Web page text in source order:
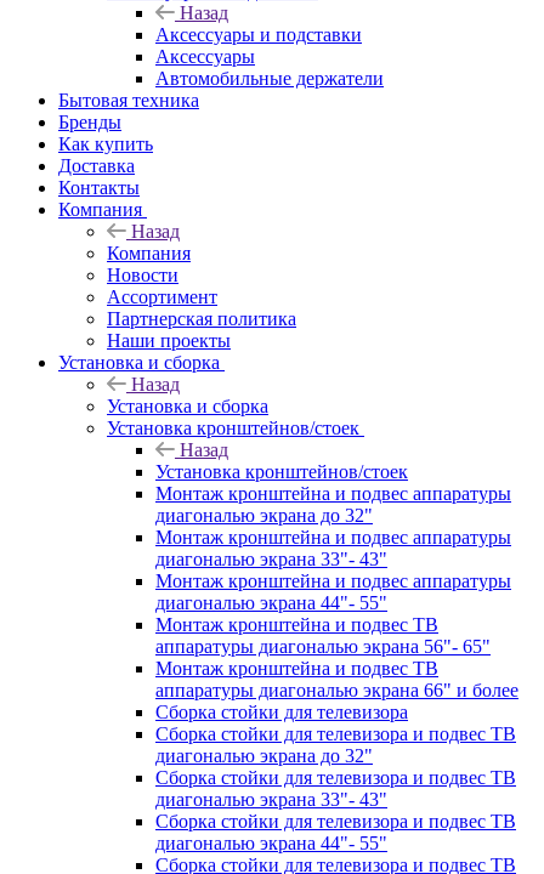
Назад
Аксессуары и подставки
Аксессуары
Автомобильные держатели
Бытовая техника
Бренды
Как купить
Доставка
Контакты
Компания
Назад
Компания
Новости
Ассортимент
Партнерская политика
Наши проекты
Установка и сборка
Назад
Установка и сборка
Установка кронштейнов/стоек
Назад
Установка кронштейнов/стоек
Монтаж кронштейна и подвес аппаратуры
диагональю экрана до 32"
Монтаж кронштейна и подвес аппаратуры
диагональю экрана 33"- 43"
Монтаж кронштейна и подвес аппаратуры
диагональю экрана 44"- 55"
Монтаж кронштейна и подвес ТВ
аппаратуры диагональю экрана 56"- 65"
Монтаж кронштейна и подвес ТВ
аппаратуры диагональю экрана 66" и более
Сборка стойки для телевизора
Сборка стойки для телевизора и подвес ТВ
диагональю экрана до 32"
Сборка стойки для телевизора и подвес ТВ
диагональю экрана 33"- 43"
Сборка стойки для телевизора и подвес ТВ
диагональю экрана 44"- 55"
Сборка стойки для телевизора и подвес ТВ